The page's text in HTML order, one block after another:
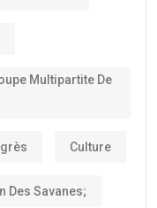
Multipartite De
Culture
Des Savanes;